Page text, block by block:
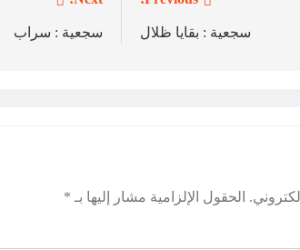
سجعية : بقايا ظلال سجعية : سراب
الحقول الإلزامية مشار إليها بـ *